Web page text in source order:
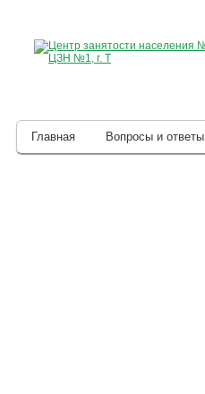
Главная Вопросы и ответы